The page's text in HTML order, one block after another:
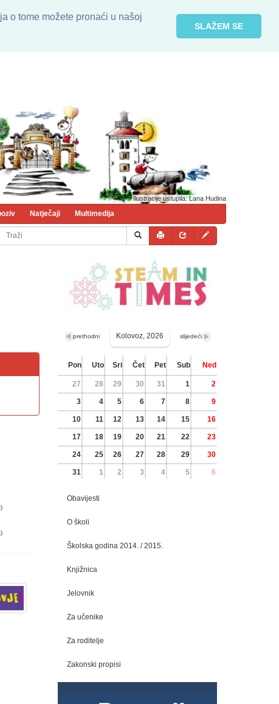
o tome možete pronaći u našoj
SLAŽEM SE
Ilustracije ustupila: Lana Hudina
Natječaji Multimedija
prethodni Kolovoz, 2026 slijedeći
Pon Uto Sri Čet Pet Sub Ned
27 28 29 30 31 1 2
3 4 5 6 7 8 9
10 11 12 13 14 15 16
17 18 19 20 21 22 23
24 25 26 27 28 29 30
31 1 2 3 4 5 6
Obavijesti
O školi
Školska godina 2014. / 2015.
Knjižnica
Jelovnik
Za učenike
Za roditelje
Zakonski propisi